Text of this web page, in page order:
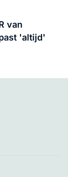
van
'altijd'